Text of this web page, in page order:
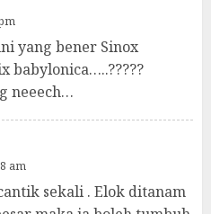
yang bener Sinox
babylonica…..?????
neeech…
am
sekali . Elok ditanam